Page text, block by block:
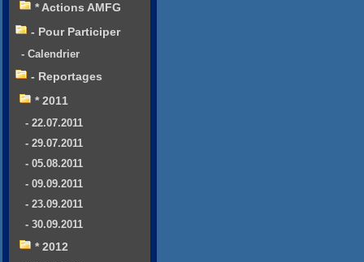
* Actions AMFG
- Pour Participer
- Calendrier
- Reportages
* 2011
- 22.07.2011
- 29.07.2011
- 05.08.2011
- 09.09.2011
- 23.09.2011
- 30.09.2011
* 2012